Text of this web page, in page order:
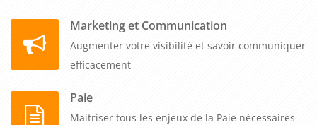
Marketing et Communication
Augmenter votre visibilité et savoir communiquer
efficacement
Paie
Maitriser tous les enjeux de la Paie nécessaires